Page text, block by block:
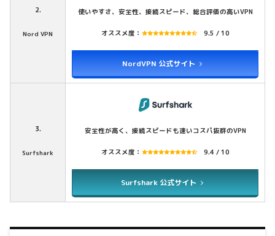
2.
Nord VPN
使いやすさ、安全性、接続スピード、総合評価の高いVPN
オススメ度： 9.5 / 10
NordVPN 公式サイト
3.
Surfshark
安全性が高く、接続スピードも速いコスパ抜群のVPN
オススメ度： 9.4 / 10
Surfshark 公式サイト